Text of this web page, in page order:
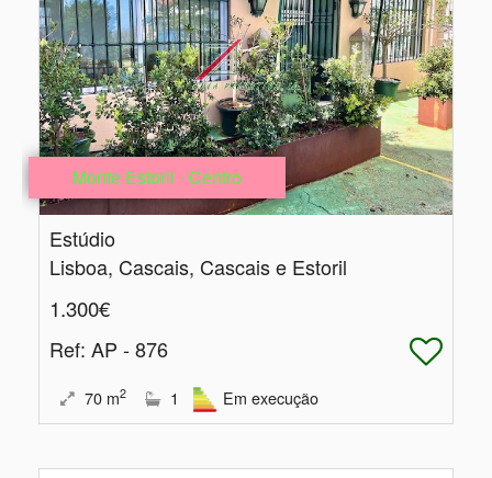
Monte Estoril - Centro
Estúdio
Lisboa, Cascais, Cascais e Estoril
1.300€
Ref: AP - 876
70 m2 1 Em execução